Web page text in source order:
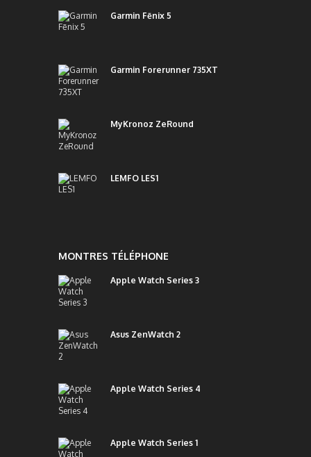
Garmin Fēnix 5
Garmin Forerunner 735XT
MyKronoz ZeRound
LEMFO LES1
MONTRES TÉLÉPHONE
Apple Watch Series 3
Asus ZenWatch 2
Apple Watch Series 4
Apple Watch Series 1